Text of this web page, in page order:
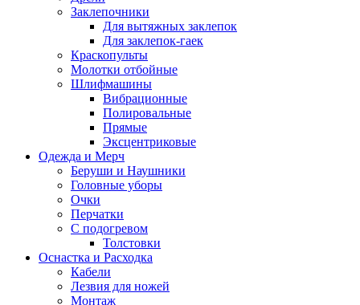
Заклепочники
Для вытяжных заклепок
Для заклепок-гаек
Краскопульты
Молотки отбойные
Шлифмашины
Вибрационные
Полировальные
Прямые
Эксцентриковые
Одежда и Мерч
Беруши и Наушники
Головные уборы
Очки
Перчатки
С подогревом
Толстовки
Оснастка и Расходка
Кабели
Лезвия для ножей
Монтаж